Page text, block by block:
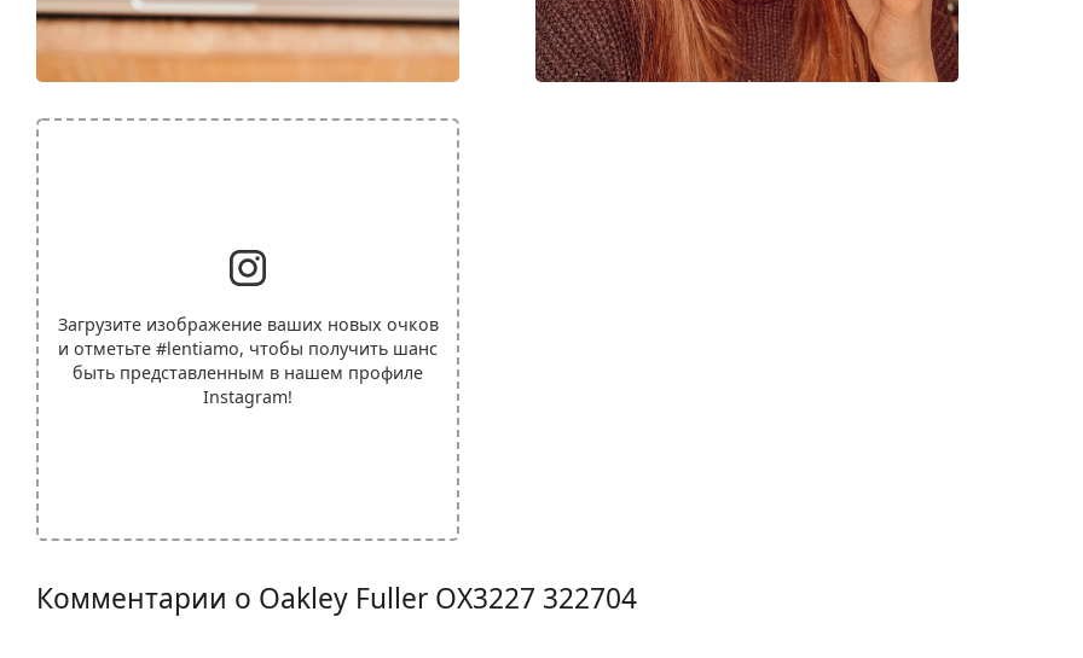
Загрузите изображение ваших новых очков
и отметьте #lentiamo, чтобы получить шанс
быть представленным в нашем профиле
Instagram!
Комментарии о Oakley Fuller OX3227 322704